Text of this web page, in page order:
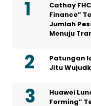
Cathay
Finance”
Jumlah
Menuju
Patungan
Jitu
Huawei
Forming”